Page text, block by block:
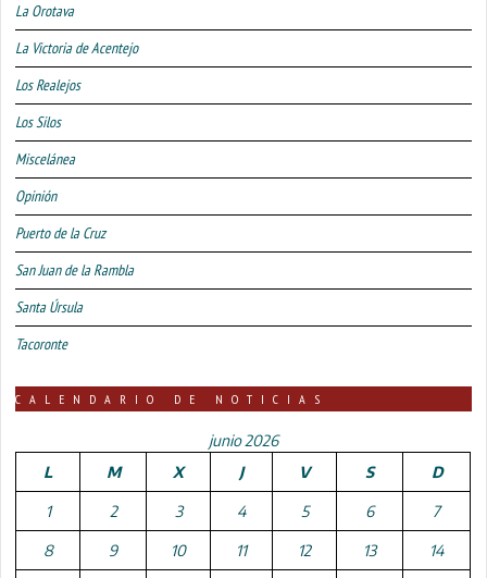
La Orotava
La Victoria de Acentejo
Los Realejos
Los Silos
Miscelánea
Opinión
Puerto de la Cruz
San Juan de la Rambla
Santa Úrsula
Tacoronte
CALENDARIO DE NOTICIAS
junio 2026
L
M X J V S D
1 2 3 4 5 6 7
8 9 10 11 12 13 14